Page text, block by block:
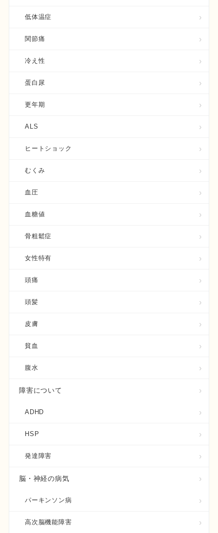
低体温症
関節痛
冷え性
蛋白尿
更年期
ALS
ヒートショック
むくみ
血圧
血糖値
骨粗鬆症
女性特有
頭痛
頭髪
皮膚
貧血
腹水
障害について
ADHD
HSP
発達障害
脳・神経の病気
パーキンソン病
高次脳機能障害